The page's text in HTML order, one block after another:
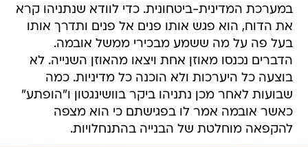
במערכת המדינית-ביטחונית. כדי לוודא שנתניהו קרא
את הדוח, הוא פגש אותו פנים אל פנים ותדרך אותו
בעל פה על מה ששמע מבכירי ממשל אובמה.
הדברים נכנסו מאוזן אחת ויצאו מהאוזן השנייה. לא
בוצעה כל היערכות ולא הוכנה כל מדיניות. כמה
שבועות לאחר מכן נתניהו ביקר בוושינגטון ו"הופתע"
כאשר אובמה אמר לו בפגישתם כי הוא מצפה
להקפאה מוחלטת של הבנייה בהתנחלויות.